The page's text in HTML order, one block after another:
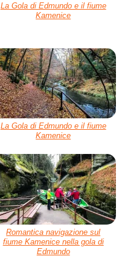
La Gola di Edmundo e il fiume
Kamenice
La Gola di Edmundo e il fiume
Kamenice
Romantica navigazione sul
fiume Kamenice nella gola di
Edmundo